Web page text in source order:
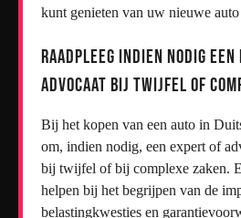
kunt genieten van uw nieuwe
Raadpleeg indien nodig
advocaat bij twijfel of
Bij het kopen van een auto in
om, indien nodig, een expert of
bij twijfel of bij complexe zaken.
helpen bij het begrijpen van de
belastingkwesties en